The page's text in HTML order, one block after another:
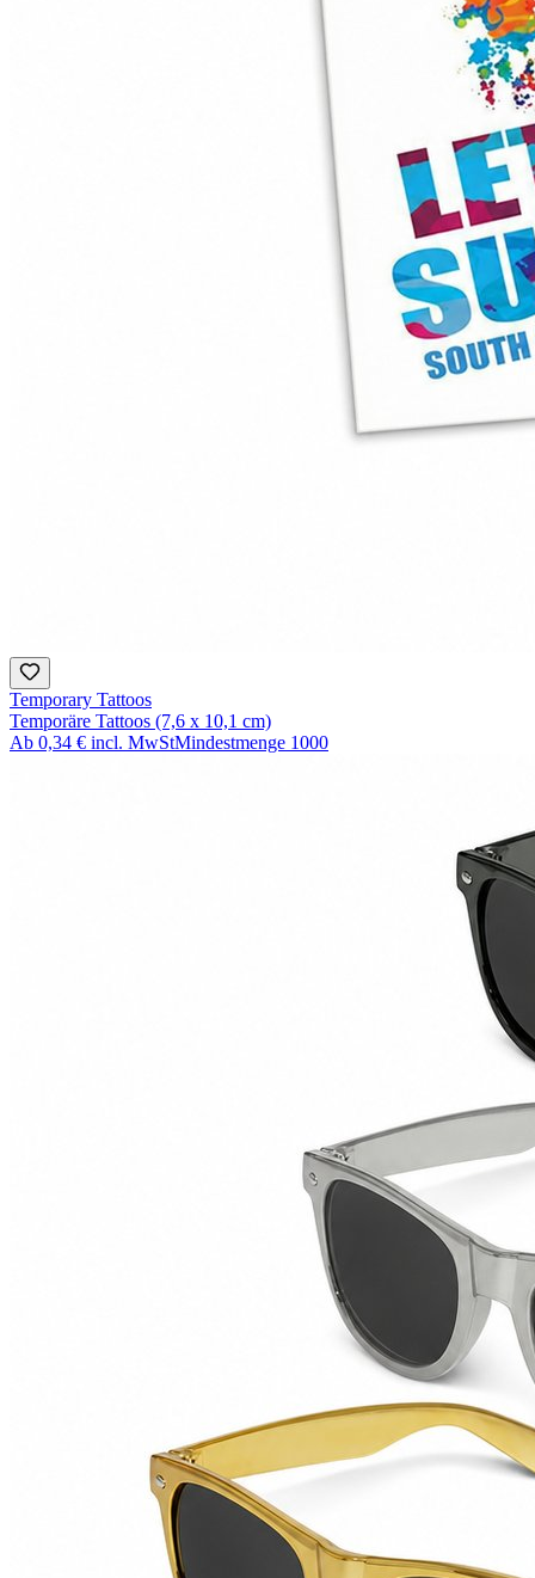
Temporary Tattoos
Temporäre Tattoos (7,6 x 10,1 cm)
Ab 0,34 € incl. MwStMindestmenge 1000